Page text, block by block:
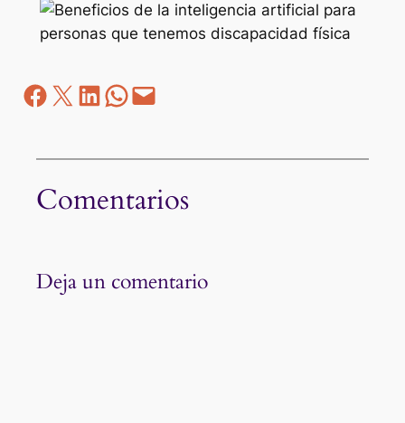
Facebook
Z LinkedIn
WhatsApp
correo electrónico
Comentarios
Deja un comentario